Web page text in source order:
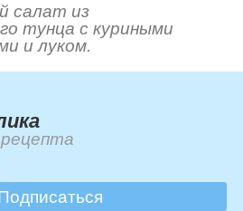
салат из
тунца с куриными
и луком.